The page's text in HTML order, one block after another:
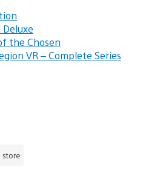
Deluxe
the Chosen
VR – Complete Series
store